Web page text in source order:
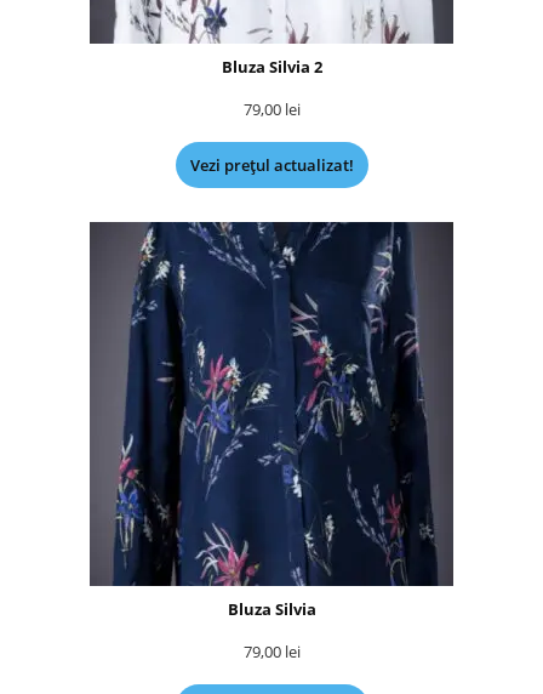
Bluza Silvia 2
79,00 lei
Vezi prețul actualizat!
Bluza Silvia
79,00 lei